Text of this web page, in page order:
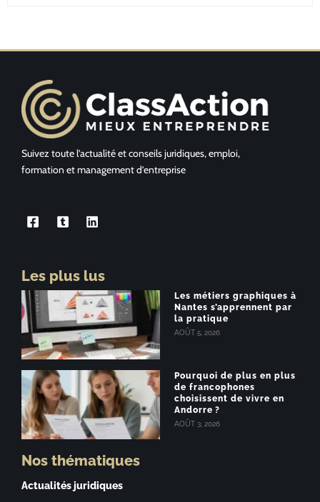
Suivez toute l’actualité et conseils juridiques, emploi,
formation et management d’entreprise
Les plus lus
Les métiers graphiques à
Nantes s’apprennent par
la pratique
AOÛT 5, 2026
Pourquoi de plus en plus
de francophones
choisissent de vivre en
Andorre ?
AOÛT 3, 2026
Nos thématiques
Actualités juridiques